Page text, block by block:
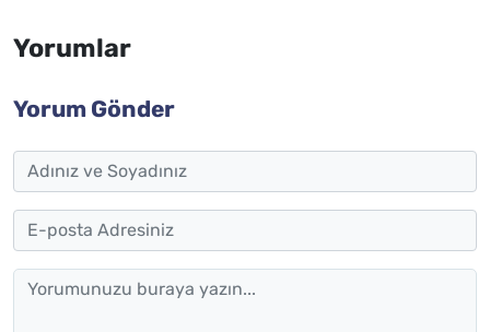
Yorumlar
Yorum Gönder